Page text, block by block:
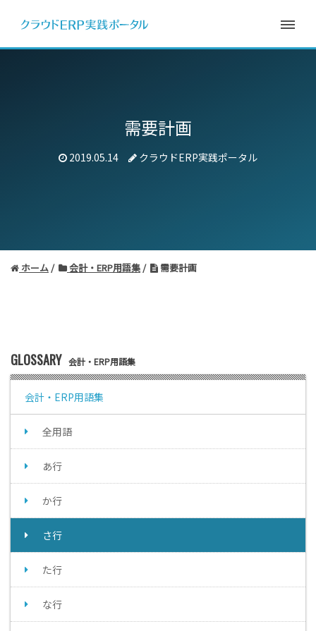
需要計画
2019.05.14 クラウドERP実践ポータル
ホーム 会計・ERP用語集 需要計画
GLOSSARY 会計・ERP用語集
会計・ERP用語集
全用語
あ行
か行
さ行
た行
な行